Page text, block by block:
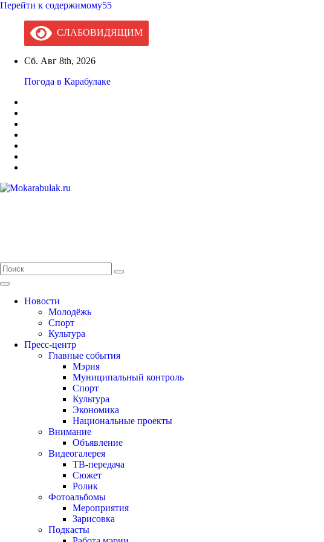
Перейти к содержимому55
СЛАБОВИДЯЩИМ
Сб. Авг 8th, 2026
Погода в Карабулаке
Новости
Молодёжь
Спорт
Культура
Пресс-центр
Главные события
Мэрия
Муниципальный контроль
Спорт
Культура
Экономика
Национальные проекты
Внимание
Объявление
Видеогалерея
ТВ-передача
Сюжет
Ролик
Фотоальбомы
Мероприятия
Зарисовка
Подкасты